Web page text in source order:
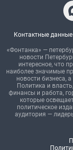
Контактные
«Фонтанка» —
новости
интересное, что
наиболее значимые
новости бизнеса,
Политика и
финансы и работа,
которые
политическое
аудитория —